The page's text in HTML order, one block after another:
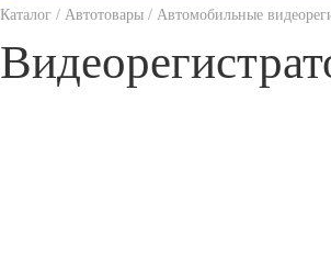
Каталог / Автотовары / Автомобильные